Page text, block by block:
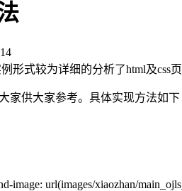
形式较为详细的分析了html及
家供大家参考。具体实现方法如下
url(images/xiaozhan/